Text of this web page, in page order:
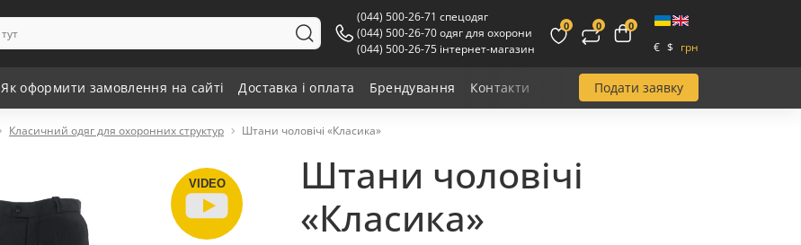
(044) 500-26-71 спецодяг
(044) 500-26-70 одяг для охорони
(044) 500-26-75 інтернет-магазин
0 0 0
€ $ грн
Як оформити замовлення на сайті Доставка і оплата Брендування Контакти Подати заявку
Класичний одяг для охоронних структур Штани чоловічі «Класика»
VIDEO
Штани чоловічі
«Класика»